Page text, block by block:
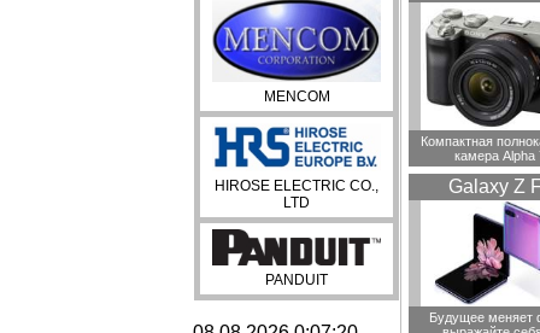
MENCOM
HIROSE ELECTRIC CO.,
LTD
PANDUIT
Компактная
камера Alpha
Galaxy Z
Будущее меняет